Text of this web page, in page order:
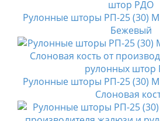
Рулонные шторы РП-25 (30)
Бежевый
Рулонные шторы РП-25 (30)
Слоновая